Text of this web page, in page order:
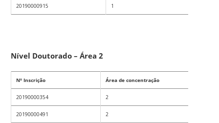
20190000915 1
Nível Doutorado – Área 2
Nº Inscrição Área de concentração
20190000354 2
20190000491 2